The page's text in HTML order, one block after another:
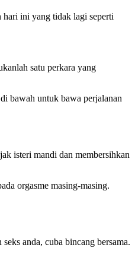
hari ini yang tidak lagi seperti
satu perkara yang
bawah untuk bawa perjalanan
isteri mandi dan membersihkan
orgasme masing-masing.
anda, cuba bincang bersama.